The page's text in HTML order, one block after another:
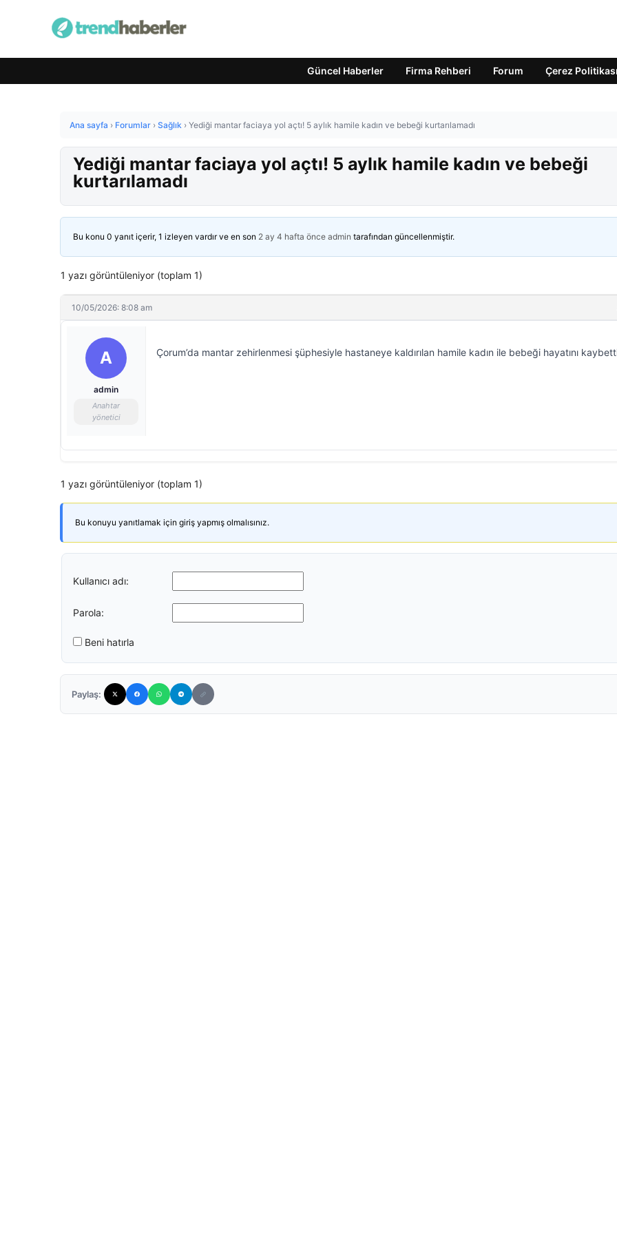
Güncel Haberler Firma Rehberi Forum Çerez Politikası
Ana sayfa › Forumlar › Sağlık › Yediği mantar faciaya yol açtı! 5 aylık hamile kadın ve bebeği kurtarılamadı
Yediği mantar faciaya yol açtı! 5 aylık hamile kadın ve bebeği
kurtarılamadı
Bu konu 0 yanıt içerir, 1 izleyen vardır ve en son 2 ay 4 hafta önce admin tarafından güncellenmiştir.
1 yazı görüntüleniyor (toplam 1)
10/05/2026: 8:08 am
A
admin
Anahtar
yönetici
Çorum’da mantar zehirlenmesi şüphesiyle hastaneye kaldırılan hamile kadın ile bebeği hayatını
1 yazı görüntüleniyor (toplam 1)
Bu konuyu yanıtlamak için giriş yapmış olmalısınız.
Kullanıcı adı:
Parola:
Beni hatırla
Paylaş: